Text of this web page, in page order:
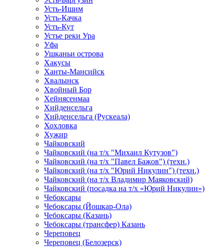
Усть-Ишим
Усть-Качка
Усть-Кут
Устье реки Ура
Уфа
Ушканьи острова
Хакусы
Ханты-Мансийск
Хвалынск
Хвойный Бор
Хейнясенмаа
Хийденсельга
Хийденсельга (Рускеала)
Хохловка
Хужир
Чайковский
Чайковский (на т/х "Михаил Кутузов")
Чайковский (на т/х "Павел Бажов") (техн.)
Чайковский (на т/х "Юрий Никулин") (техн.)
Чайковский (на т/х Владимир Маяковский)
Чайковский (посадка на т/х «Юрий Никулин»)
Чебоксары
Чебоксары (Йошкар-Ола)
Чебоксары (Казань)
Чебоксары (трансфер) Казань
Череповец
Череповец (Белозерск)